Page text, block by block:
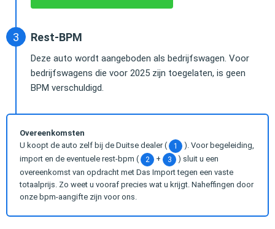
Rest-BPM
Deze auto wordt aangeboden als bedrijfswagen. Voor
bedrijfswagens die voor 2025 zijn toegelaten, is geen
BPM verschuldigd.
Overeenkomsten
U koopt de auto zelf bij de Duitse dealer (
1
). Voor begeleiding,
import en de eventuele rest-bpm (
2 + 3
) sluit u een
overeenkomst van opdracht met Das Import tegen een vaste
totaalprijs. Zo weet u vooraf precies wat u krijgt. Naheffingen door
onze bpm-aangifte zijn voor ons.